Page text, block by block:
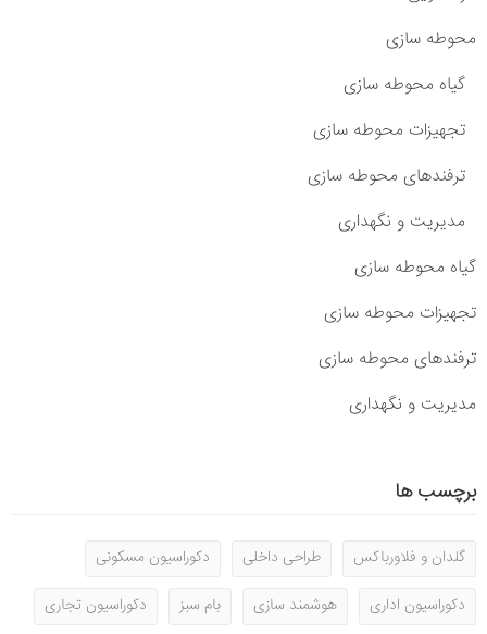
محوطه سازی
گیاه محوطه سازی
تجهیزات محوطه سازی
ترفندهای محوطه سازی
مدیریت و نگهداری
گیاه محوطه سازی
تجهیزات محوطه سازی
ترفندهای محوطه سازی
مدیریت و نگهداری
برچسب ها
گلدان و فلاورباکس طراحی داخلی
دکوراسیون مسکونی
دکوراسیون اداری
هوشمند سازی بام سبز
دکوراسیون تجاری